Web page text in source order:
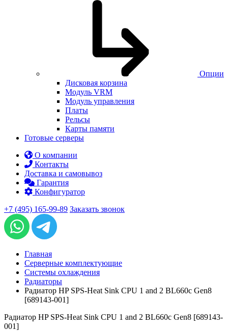
Опции
Дисковая корзина
Модуль VRM
Модуль управления
Платы
Рельсы
Карты памяти
Готовые серверы
О компании
Контакты
Доставка и самовывоз
Гарантия
Конфигуратор
+7 (495) 165-99-89 Заказать звонок
Главная
Серверные комплектующие
Системы охлаждения
Радиаторы
Радиатор HP SPS-Heat Sink CPU 1 and 2 BL660c Gen8
[689143-001]
Радиатор HP SPS-Heat Sink CPU 1 and 2 BL660c Gen8 [689143-
001]